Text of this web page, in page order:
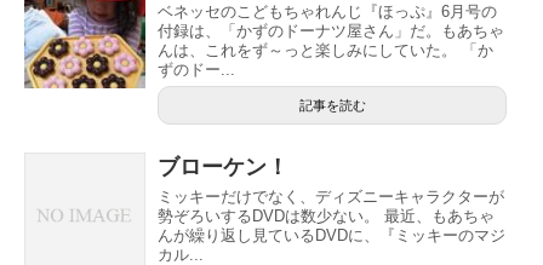
ベネッセのこどもちゃれんじ『ほっぷ』6月号の
付録は、「かずのドーナツ屋さん」だ。もあちゃ
んは、これをず～っと楽しみにしていた。 「か
ずのドー...
記事を読む
ブローケン！
ミッキーだけでなく、ディズニーキャラクターが
勢ぞろいするDVDは数少ない。 最近、もあちゃ
んが繰り返し見ているDVDに、『ミッキーのマジ
カル...